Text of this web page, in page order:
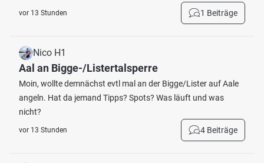
vor 13 Stunden 1 Beiträge
Nico H1
Aal an Bigge-/Listertalsperre
Moin, wollte demnächst evtl mal an der Bigge/Lister auf Aale
angeln. Hat da jemand Tipps? Spots? Was läuft und was
nicht?
vor 13 Stunden 4 Beiträge